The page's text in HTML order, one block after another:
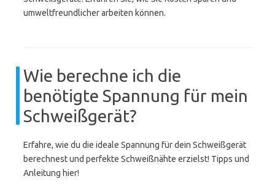
umweltfreundlicher arbeiten können.
Wie berechne ich die
benötigte Spannung für mein
Schweißgerät?
Erfahre, wie du die ideale Spannung für dein Schweißgerät
berechnest und perfekte Schweißnähte erzielst! Tipps und
Anleitung hier!